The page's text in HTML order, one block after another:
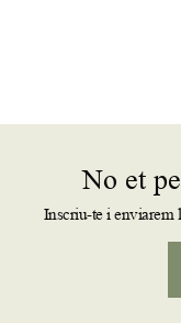
No et
Inscriu-te i enviarem